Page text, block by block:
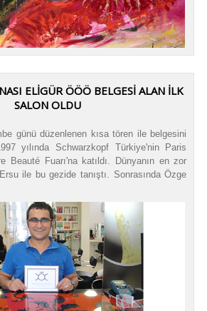
ELİGÜR ÖÖÖ BELGESİ ALAN İLK
SALON OLDU
günü düzenlenen kısa tören ile belgesini
yılında Schwarzkopf Türkiye'nin Paris
Beauté Fuarı'na katıldı. Dünyanın en zor
ile bu gezide tanıştı. Sonrasında Özge